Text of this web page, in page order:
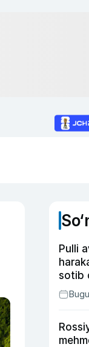
Pulli
sotib